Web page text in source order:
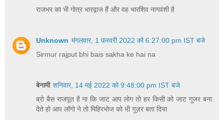
राजभर का भी गोत्र भारद्वाज हैं और वह भारशिव नागवंशी है
Unknown मंगलवार, 1 फ़रवरी 2022 को 6:27:00 pm IST बजे
Sirmur rajput bhi bais sakha ke hai na
बेनामी शनिवार, 14 मई 2022 को 9:48:00 pm IST बजे
ब्रो बैस राजपूत है ना कि जाट आप लोग तो हर किसी को जाट गुजर बना
देते हो आप लॉगो ने तो मिहिरभोज को भी गुज़र बता दिया